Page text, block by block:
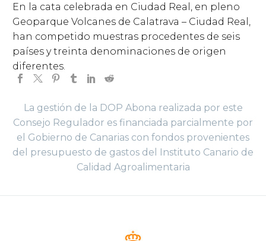
En la cata celebrada en Ciudad Real, en pleno
Geoparque Volcanes de Calatrava – Ciudad Real,
han competido muestras procedentes de seis
países y treinta denominaciones de origen
diferentes.
La gestión de la DOP Abona realizada por este
Consejo Regulador es financiada parcialmente por
el Gobierno de Canarias con fondos provenientes
del presupuesto de gastos del Instituto Canario de
Calidad Agroalimentaria